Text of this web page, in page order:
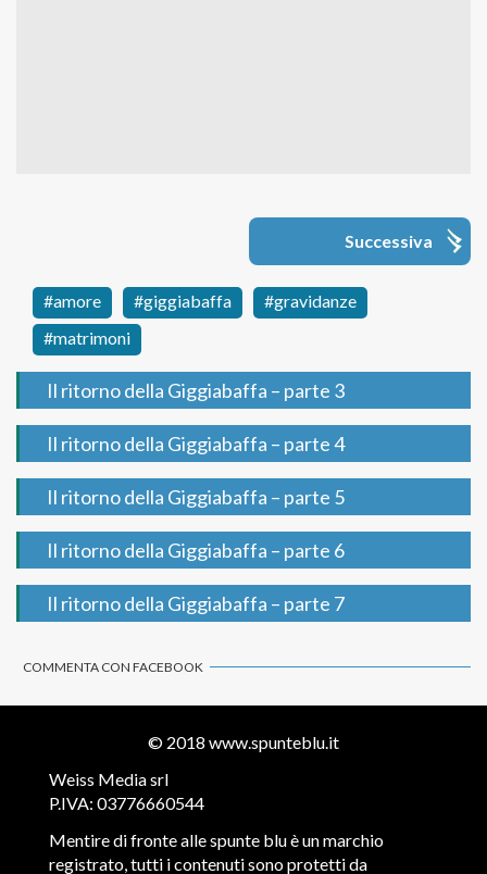
Successiva
amore giggiabaffa
gravidanze
matrimoni
Il ritorno della Giggiabaffa – parte 3
Il ritorno della Giggiabaffa – parte 4
Il ritorno della Giggiabaffa – parte 5
Il ritorno della Giggiabaffa – parte 6
Il ritorno della Giggiabaffa – parte 7
COMMENTA CON FACEBOOK
© 2018 www.spunteblu.it
Weiss Media srl
P.IVA: 03776660544
Mentire di fronte alle spunte blu è un marchio
registrato, tutti i contenuti sono protetti da